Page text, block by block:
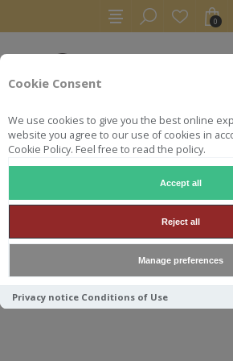
Cookie Consent
We use cookies to give you the best online
website you agree to our use of cookies in
Cookie Policy. Feel free to read the policy.
Accept all
Reject all
Manage preferences
Privacy notice Conditions of Use
0
SAMPLE 3CL
SEAL